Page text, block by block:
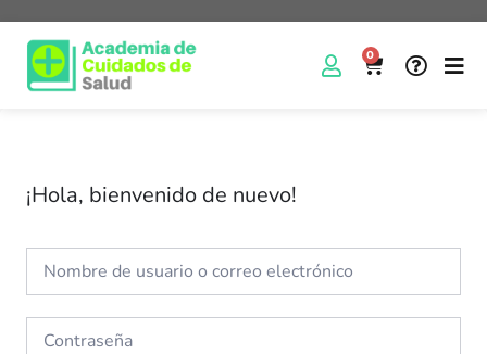
0
¡Hola, bienvenido de nuevo!